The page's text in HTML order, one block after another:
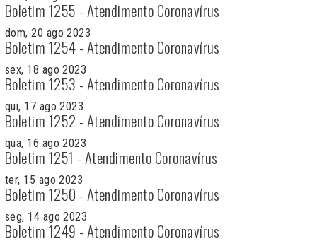
Boletim 1255 - Atendimento Coronavírus
dom, 20 ago 2023
Boletim 1254 - Atendimento Coronavírus
sex, 18 ago 2023
Boletim 1253 - Atendimento Coronavírus
qui, 17 ago 2023
Boletim 1252 - Atendimento Coronavírus
qua, 16 ago 2023
Boletim 1251 - Atendimento Coronavírus
ter, 15 ago 2023
Boletim 1250 - Atendimento Coronavírus
seg, 14 ago 2023
Boletim 1249 - Atendimento Coronavírus